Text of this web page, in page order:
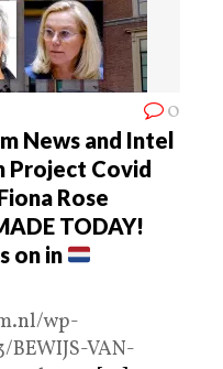
0
News and Intel
Project Covid
Rose
TODAY!
on in
wp-
VAN-